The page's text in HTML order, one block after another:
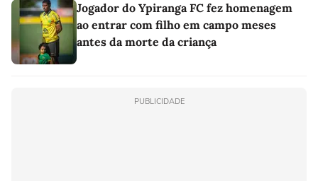
Jogador do Ypiranga FC fez homenagem
ao entrar com filho em campo meses
antes da morte da criança
PUBLICIDADE